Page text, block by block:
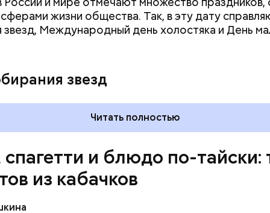
жизни общества. Так, в эту дату
звезд, Международный день холостяка и День
звезд
Читать полностью
спагетти и блюдо по-тайски:
из кабачков